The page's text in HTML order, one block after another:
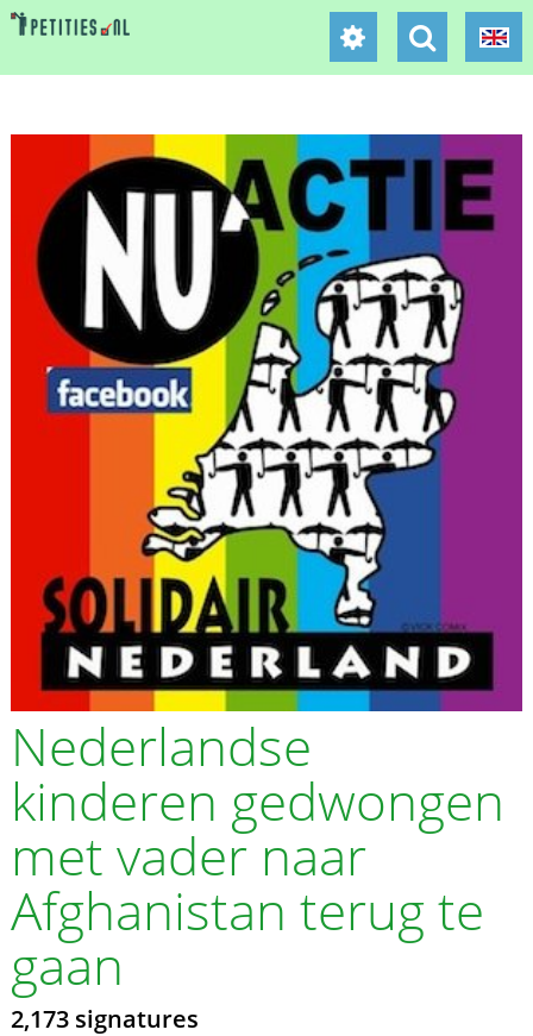
Nederlandse
kinderen gedwongen
met vader naar
Afghanistan terug te
gaan
2,173 signatures